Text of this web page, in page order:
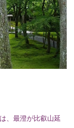
、最澄が比叡山延